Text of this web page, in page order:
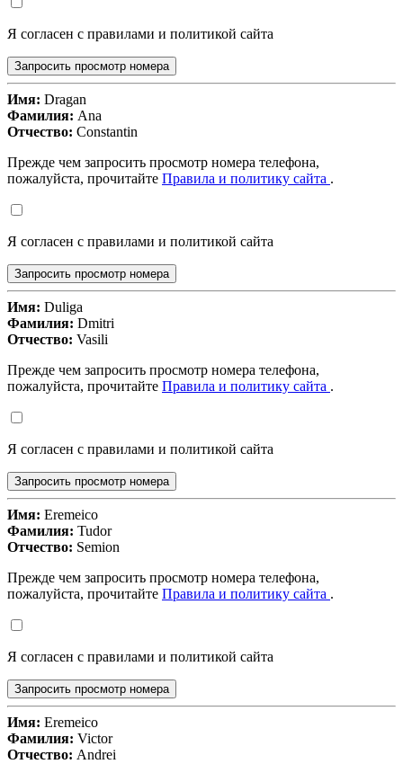
Я согласен с правилами и политикой сайта
Запросить просмотр номера
Имя: Dragan
Фамилия: Ana
Отчество: Constantin
Прежде чем запросить просмотр номера телефона,
пожалуйста, прочитайте Правила и политику сайта .
Я согласен с правилами и политикой сайта
Запросить просмотр номера
Имя: Duliga
Фамилия: Dmitri
Отчество: Vasili
Прежде чем запросить просмотр номера телефона,
пожалуйста, прочитайте Правила и политику сайта .
Я согласен с правилами и политикой сайта
Запросить просмотр номера
Имя: Eremeico
Фамилия: Tudor
Отчество: Semion
Прежде чем запросить просмотр номера телефона,
пожалуйста, прочитайте Правила и политику сайта .
Я согласен с правилами и политикой сайта
Запросить просмотр номера
Имя: Eremeico
Фамилия: Victor
Отчество: Andrei